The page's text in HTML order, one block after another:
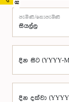
02
පැමිණි/නොපැමිණි
දින සිට (YYYY-
දින දක්වා